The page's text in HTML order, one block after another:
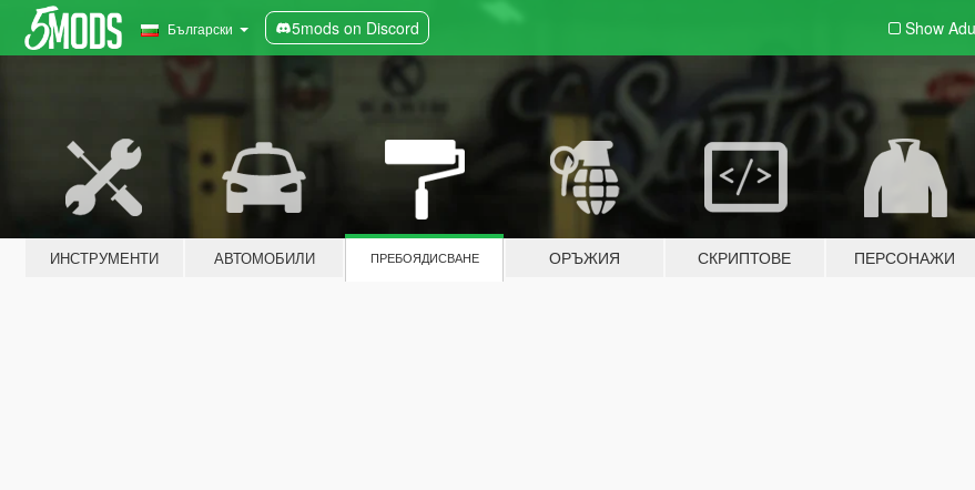
Български 5mods on Discord Show
ИНСТРУМЕНТИ АВТОМОБИЛИ ПРЕБОЯДИСВАНЕ ОРЪЖИЯ СКРИПТОВЕ ПЕРСОНАЖИ